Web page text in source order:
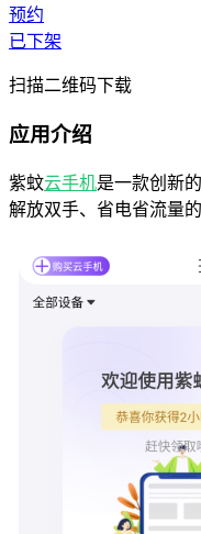
预约
已下架
扫描二维码下载
应用介绍
紫蚊云手机是一款创新
解放双手、省电省流量